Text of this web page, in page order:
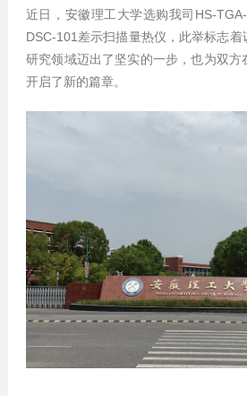
近日，安徽理工大学选购我司HS-
DSC-101差示扫描量热仪，此举标志
研究领域迈出了坚实的一步，也为双方
开启了新的篇章。